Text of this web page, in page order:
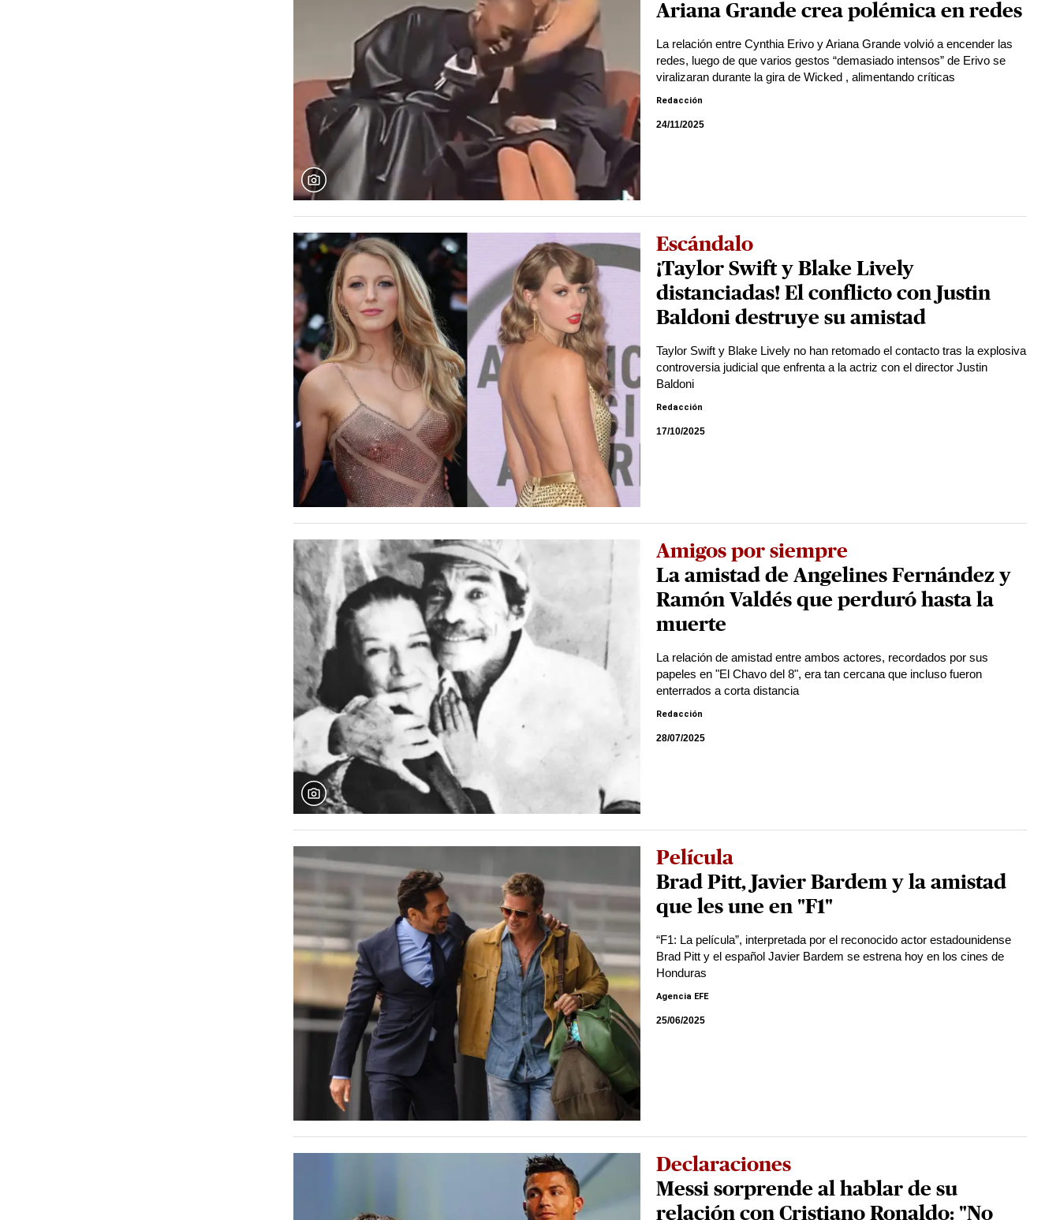
Ariana Grande crea polémica en redes
La relación entre Cynthia Erivo y Ariana Grande volvió a encender las
redes, luego de que varios gestos “demasiado intensos” de Erivo se
viralizaran durante la gira de Wicked , alimentando críticas
Redacción
24/11/2025
Escándalo
¡Taylor Swift y Blake Lively
distanciadas! El conflicto con Justin
Baldoni destruye su amistad
Taylor Swift y Blake Lively no han retomado el contacto tras la explosiva
controversia judicial que enfrenta a la actriz con el director Justin
Baldoni
Redacción
17/10/2025
Amigos por siempre
La amistad de Angelines Fernández y
Ramón Valdés que perduró hasta la
muerte
La relación de amistad entre ambos actores, recordados por sus
papeles en "El Chavo del 8", era tan cercana que incluso fueron
enterrados a corta distancia
Redacción
28/07/2025
Película
Brad Pitt, Javier Bardem y la amistad
que les une en "F1"
“F1: La película”, interpretada por el reconocido actor estadounidense
Brad Pitt y el español Javier Bardem se estrena hoy en los cines de
Honduras
Agencia EFE
25/06/2025
Declaraciones
Messi sorprende al hablar de su
relación con Cristiano Ronaldo: "No